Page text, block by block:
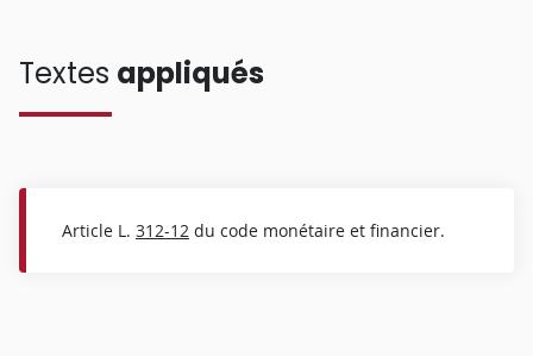
Textes appliqués
Article L. 312-12 du code monétaire et financier.